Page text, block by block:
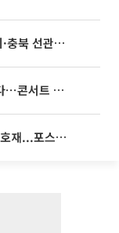
추가 압수수색
빅뱅, 20주년 기념 '새 뱅봉' 선보인다⋯콘서트 앞두고 팝업 개최
[증시키워드] 반도체 충격 뚫은 개별 호재...포스코퓨처엠·에코프로·한화솔루션 '눈길'